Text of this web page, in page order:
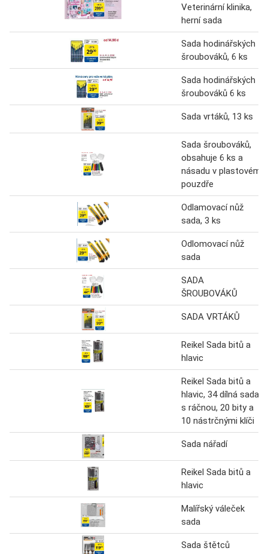
Veterinární klinika,
herní sada
Sada hodinářských
šroubováků, 6 ks
Sada hodinářských
šroubováků 6 ks
Sada vrtáků, 13 ks
Sada šroubováků,
obsahuje 6 ks a
násadu v plastovém
pouzdře
Odlamovací nůž
sada, 3 ks
Odlomovací nůž
sada
SADA
ŠROUBOVÁKŮ
SADA VRTÁKŮ
Reikel Sada bitů a
hlavic
Reikel Sada bitů a
hlavic, 34 dílná sada,
s ráčnou, 20 bity a
10 nástrčnými klíči
Sada nářadí
Reikel Sada bitů a
hlavic
Malířský váleček
sada
Sada štětců